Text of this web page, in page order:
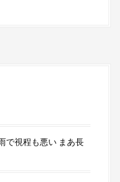
で視程も悪い まあ長